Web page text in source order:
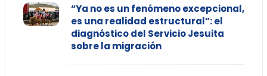
“Ya no es un fenómeno excepcional,
es una realidad estructural”: el
diagnóstico del Servicio Jesuita
sobre la migración